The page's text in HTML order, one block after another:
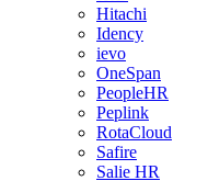
Hitachi
Idency
ievo
OneSpan
PeopleHR
Peplink
RotaCloud
Safire
Salie HR